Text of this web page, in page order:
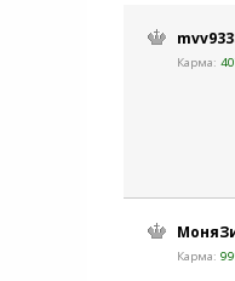
Карма:
Карма: